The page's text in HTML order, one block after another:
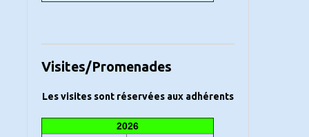
Visites/Promenades
Les visites sont réservées aux adhérents
2026